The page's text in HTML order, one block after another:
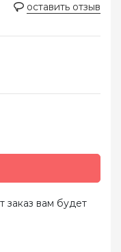
оставить отзыв
заказ вам будет